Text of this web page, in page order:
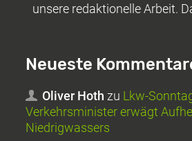
unsere redaktionelle Arbeit.
Neueste
Oliver Hoth zu Lkw-
Verkehrsminister erwägt
Niedrigwassers